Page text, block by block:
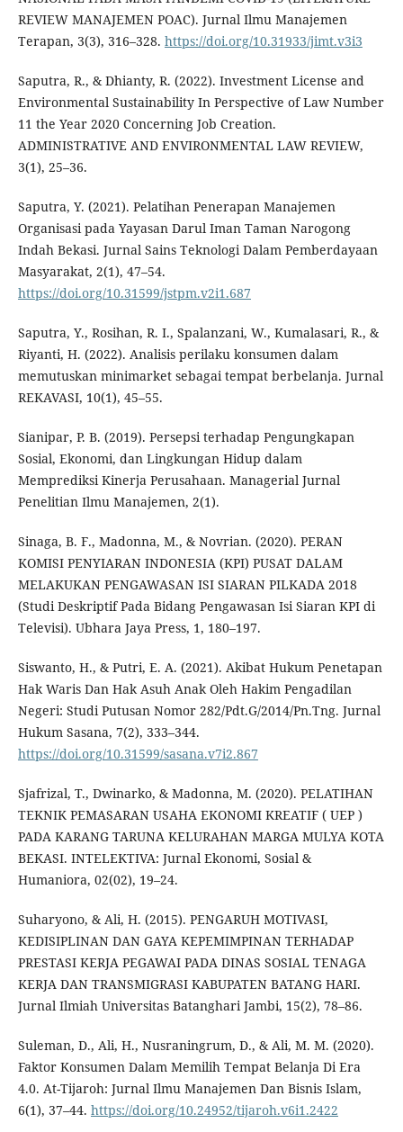
REVIEW MANAJEMEN POAC). Jurnal Ilmu Manajemen
Terapan, 3(3), 316–328. https://doi.org/10.31933/jimt.v3i3
Saputra, R., & Dhianty, R. (2022). Investment License and
Environmental Sustainability In Perspective of Law Number
11 the Year 2020 Concerning Job Creation.
ADMINISTRATIVE AND ENVIRONMENTAL LAW REVIEW,
3(1), 25–36.
Saputra, Y. (2021). Pelatihan Penerapan Manajemen
Organisasi pada Yayasan Darul Iman Taman Narogong
Indah Bekasi. Jurnal Sains Teknologi Dalam Pemberdayaan
Masyarakat, 2(1), 47–54.
https://doi.org/10.31599/jstpm.v2i1.687
Saputra, Y., Rosihan, R. I., Spalanzani, W., Kumalasari, R., &
Riyanti, H. (2022). Analisis perilaku konsumen dalam
memutuskan minimarket sebagai tempat berbelanja. Jurnal
REKAVASI, 10(1), 45–55.
Sianipar, P. B. (2019). Persepsi terhadap Pengungkapan
Sosial, Ekonomi, dan Lingkungan Hidup dalam
Memprediksi Kinerja Perusahaan. Managerial Jurnal
Penelitian Ilmu Manajemen, 2(1).
Sinaga, B. F., Madonna, M., & Novrian. (2020). PERAN
KOMISI PENYIARAN INDONESIA (KPI) PUSAT DALAM
MELAKUKAN PENGAWASAN ISI SIARAN PILKADA 2018
(Studi Deskriptif Pada Bidang Pengawasan Isi Siaran KPI di
Televisi). Ubhara Jaya Press, 1, 180–197.
Siswanto, H., & Putri, E. A. (2021). Akibat Hukum Penetapan
Hak Waris Dan Hak Asuh Anak Oleh Hakim Pengadilan
Negeri: Studi Putusan Nomor 282/Pdt.G/2014/Pn.Tng. Jurnal
Hukum Sasana, 7(2), 333–344.
https://doi.org/10.31599/sasana.v7i2.867
Sjafrizal, T., Dwinarko, & Madonna, M. (2020). PELATIHAN
TEKNIK PEMASARAN USAHA EKONOMI KREATIF ( UEP )
PADA KARANG TARUNA KELURAHAN MARGA MULYA KOTA
BEKASI. INTELEKTIVA: Jurnal Ekonomi, Sosial &
Humaniora, 02(02), 19–24.
Suharyono, & Ali, H. (2015). PENGARUH MOTIVASI,
KEDISIPLINAN DAN GAYA KEPEMIMPINAN TERHADAP
PRESTASI KERJA PEGAWAI PADA DINAS SOSIAL TENAGA
KERJA DAN TRANSMIGRASI KABUPATEN BATANG HARI.
Jurnal Ilmiah Universitas Batanghari Jambi, 15(2), 78–86.
Suleman, D., Ali, H., Nusraningrum, D., & Ali, M. M. (2020).
Faktor Konsumen Dalam Memilih Tempat Belanja Di Era
4.0. At-Tijaroh: Jurnal Ilmu Manajemen Dan Bisnis Islam,
6(1), 37–44. https://doi.org/10.24952/tijaroh.v6i1.2422